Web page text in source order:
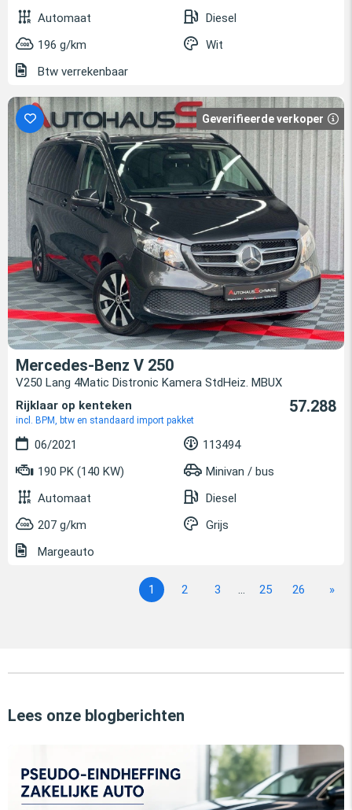
Automaat
Diesel
196 g/km
Wit
Btw verrekenbaar
Geverifieerde verkoper
Mercedes-Benz V 250
V250 Lang 4Matic Distronic Kamera StdHeiz. MBUX
Rijklaar op kenteken
incl. BPM, btw en standaard import pakket
57.288
06/2021
113494
190 PK (140 KW)
Minivan / bus
Automaat
Diesel
207 g/km
Grijs
Margeauto
1 2 3 ... 25 26 »
Lees onze blogberichten